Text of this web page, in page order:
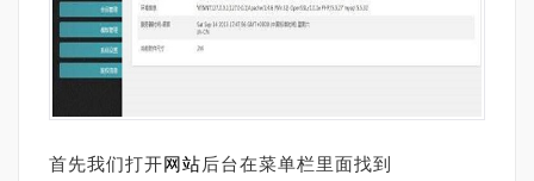
首先我们打开网站后台在菜单栏里面找到